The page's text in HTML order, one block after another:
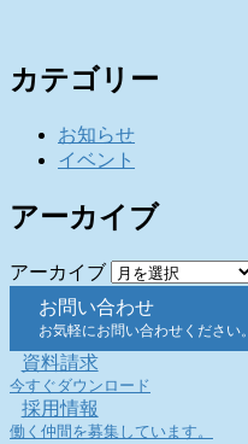
カテゴリー
お知らせ
イベント
アーカイブ
アーカイブ
お問い合わせ
お気軽にお問い合わせください。
資料請求
今すぐダウンロード
採用情報
働く仲間を募集しています。